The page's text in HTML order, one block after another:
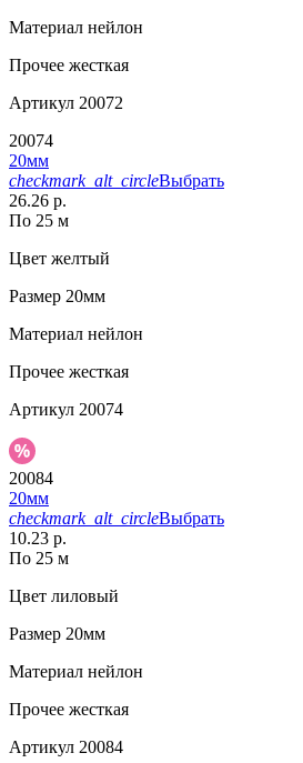
Материал нейлон
Прочее жесткая
Артикул 20072
20074
20мм
checkmark_alt_circleВыбрать
26.26 р.
По 25 м
Цвет желтый
Размер 20мм
Материал нейлон
Прочее жесткая
Артикул 20074
20084
20мм
checkmark_alt_circleВыбрать
10.23 р.
По 25 м
Цвет лиловый
Размер 20мм
Материал нейлон
Прочее жесткая
Артикул 20084